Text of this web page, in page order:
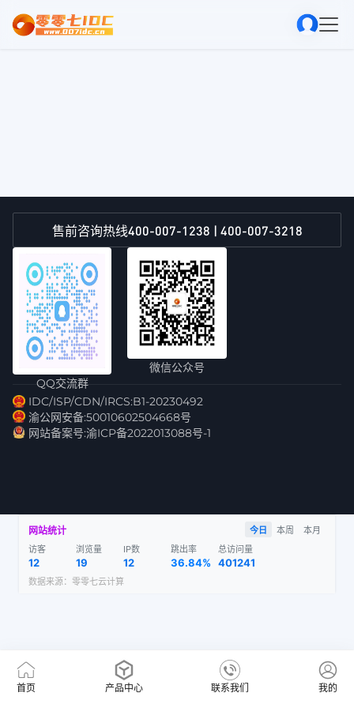
售前咨询热线400-007-1238 | 400-007-3218
QQ交流群
微信公众号
IDC/ISP/CDN/IRCS:B1-20230492
渝公网安备:50010602504668号
网站备案号:渝ICP备2022013088号-1
首页 产品中心 联系我们 我的
网站统计 今日 本周
本月
访客
12
浏览量
19
IP数
12
跳出率
36.84%
总访问量
401241
数据来源： 零零七云计算